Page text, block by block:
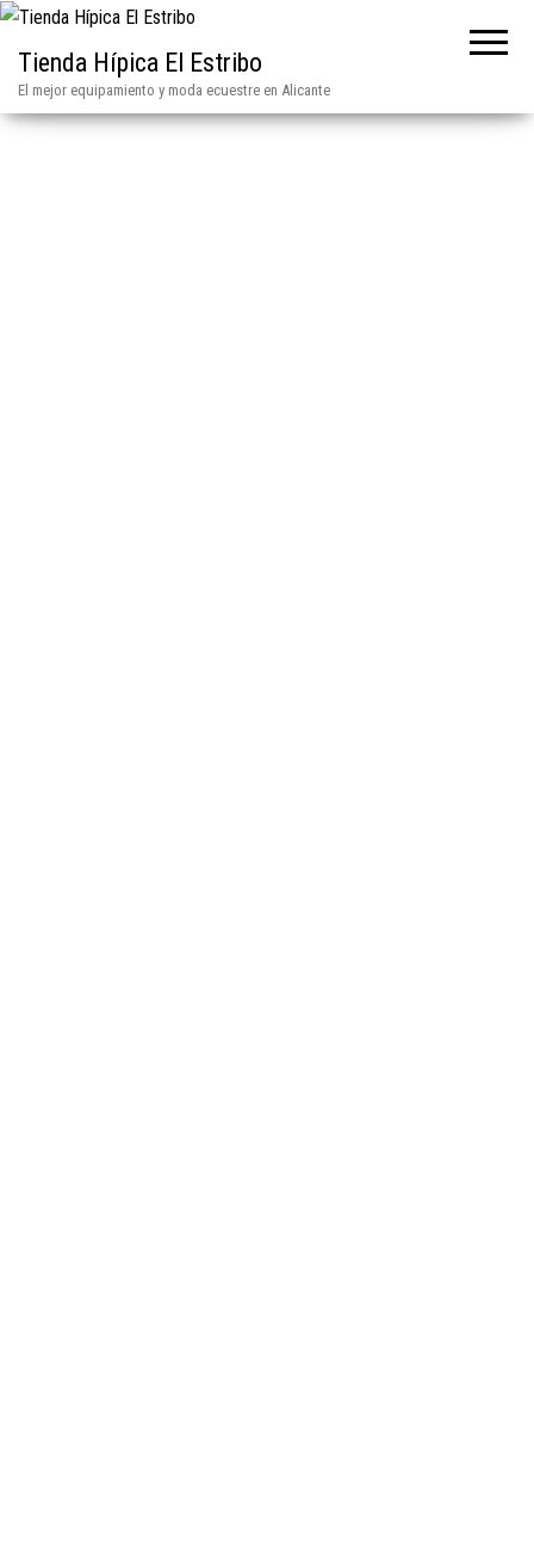
Tienda Hípica El Estribo
El mejor equipamiento y moda ecuestre en Alicante